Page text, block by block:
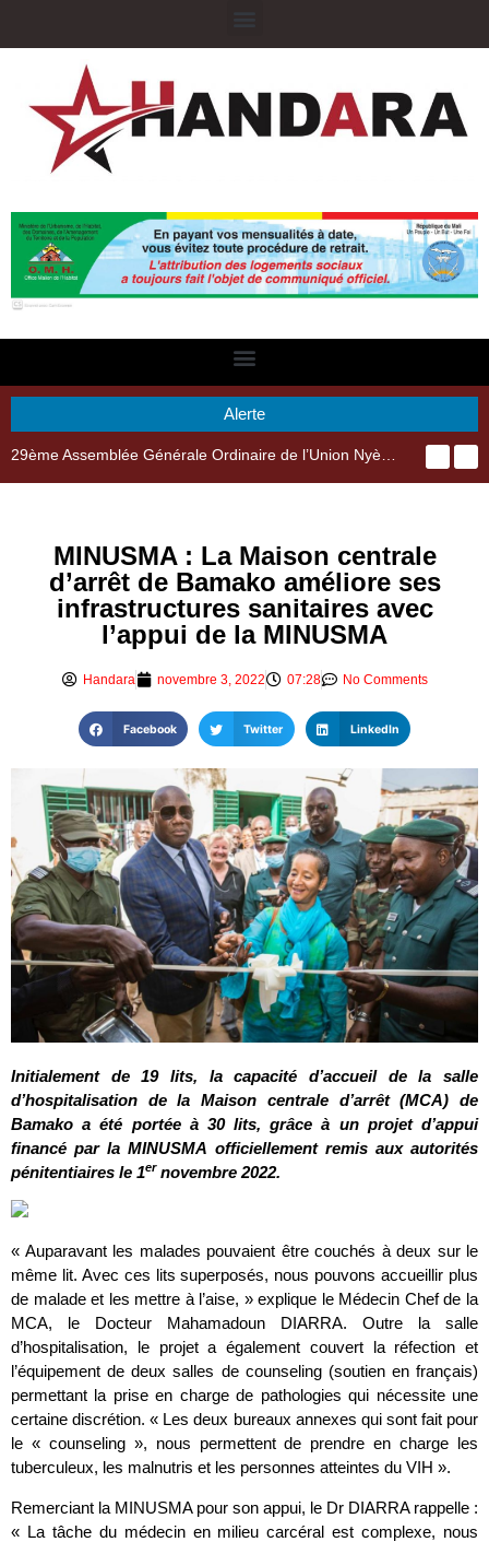
Alerte
29ème Assemblée Générale Ordinaire de l’Union Nyèsigiso : L’encours total des dépôts des membres passé de 18 milliards en 2024 à 21 milliards en 2025
MINUSMA : La Maison centrale
d’arrêt de Bamako améliore ses
infrastructures sanitaires avec
l’appui de la MINUSMA
Handara novembre 3, 2022 07:28 No Comments
Facebook Twitter LinkedIn
Initialement de 19 lits, la capacité d’accueil de la salle
d’hospitalisation de la Maison centrale d’arrêt (MCA) de
Bamako a été portée à 30 lits, grâce à un projet d’appui
financé par la MINUSMA officiellement remis aux autorités
pénitentiaires le 1ernovembre 2022.
« Auparavant les malades pouvaient être couchés à deux sur le
même lit. Avec ces lits superposés, nous pouvons accueillir plus
de malade et les mettre à l’aise, » explique le Médecin Chef de la
MCA, le Docteur Mahamadoun DIARRA. Outre la salle
d’hospitalisation, le projet a également couvert la réfection et
l’équipement de deux salles de counseling (soutien en français)
permettant la prise en charge de pathologies qui nécessite une
certaine discrétion. « Les deux bureaux annexes qui sont fait pour
le « counseling », nous permettent de prendre en charge les
tuberculeux, les malnutris et les personnes atteintes du VIH ».
Remerciant la MINUSMA pour son appui, le Dr DIARRA rappelle :
« La tâche du médecin en milieu carcéral est complexe, nous